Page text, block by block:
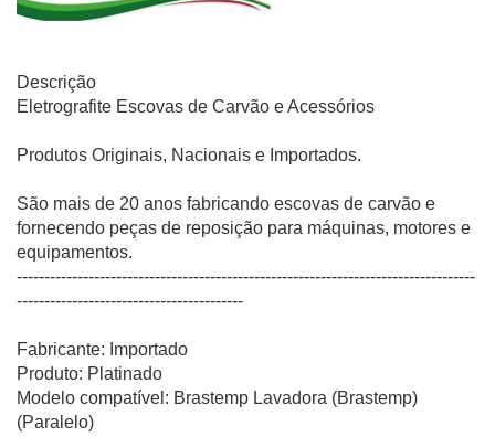
Descrição
Eletrografite Escovas de Carvão e Acessórios
Produtos Originais, Nacionais e Importados.
São mais de 20 anos fabricando escovas de carvão e
fornecendo peças de reposição para máquinas, motores e
equipamentos.
-----------------------------------------------------------------------------------
-----------------------------------------
Fabricante: Importado
Produto: Platinado
Modelo compatível: Brastemp Lavadora (Brastemp)
(Paralelo)